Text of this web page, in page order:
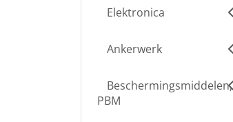
Elektronica
Ankerwerk
Beschermingsmiddelen,
PBM